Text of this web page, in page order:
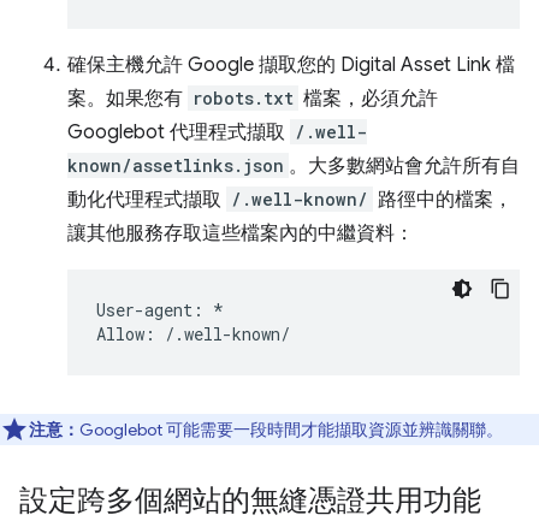
確保主機允許 Google 擷取您的 Digital Asset Link 檔
案。如果您有 robots.txt 檔案，必須允許
Googlebot 代理程式擷取 /.well-
known/assetlinks.json 。大多數網站會允許所有自
動化代理程式擷取 /.well-known/ 路徑中的檔案，
讓其他服務存取這些檔案內的中繼資料：
User-agent: *
注意： Googlebot 可能需要一段時間才能擷取資源並辨識關聯。
設定跨多個網站的無縫憑證共用功能